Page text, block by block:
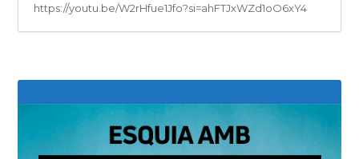
https://youtu.be/W2rHfue1Jfo?si=ahFTJxWZd1oO6xY4